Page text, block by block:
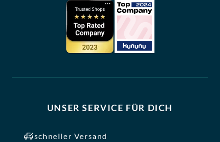
UNSER SERVICE FÜR DICH
schneller Versand